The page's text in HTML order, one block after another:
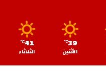
39
℃
الأثنين
41
℃
الثلاثاء